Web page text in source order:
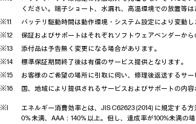
ください。端子ショート、水漏れ、高温環境での放置等
バッテリ駆動時間は動作環境・システム設定により変動し
保証およびサポートはそれぞれソフトウェアベンダーか
添付品は予告無く変更になる場合があります。
標準保証期間終了後は有償のサービス提供となります。
お客様のご希望の場所に引取に伺い、修理後返送するサ
国、地域により提供されるサービスおよびサポートの内容
エネルギー消費効率とは、JIS C62623 (2014) に規定する
0％未満、AAA：140％以上。但し、達成率が100%未満の